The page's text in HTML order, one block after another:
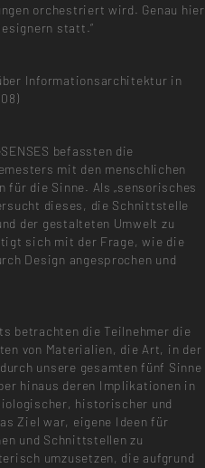
orchestriert wird. Genau hier
statt.“
Informationsarchitektur in
befassten die
mit den menschlichen
für die Sinne. Als „sensorisches
dieses, die Schnittstelle
der gestalteten Umwelt zu
sich mit der Frage, wie die
Design angesprochen und
betrachten die Teilnehmer die
von Materialien, die Art, in der
unsere gesamten fünf Sinne
hinaus deren Implikationen in
historischer und
Ziel war, eigene Ideen für
und Schnittstellen zu
umzusetzen, die aufgrund